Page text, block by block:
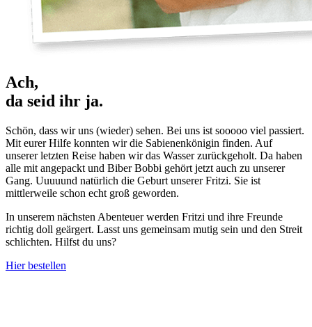
Ach,
da seid ihr ja.
Schön, dass wir uns (wieder) sehen. Bei uns ist sooooo viel passiert.
Mit eurer Hilfe konnten wir die Sabienenkönigin finden. Auf
unserer letzten Reise haben wir das Wasser zurückgeholt. Da haben
alle mit angepackt und Biber Bobbi gehört jetzt auch zu unserer
Gang. Uuuuund natürlich die Geburt unserer Fritzi. Sie ist
mittlerweile schon echt groß geworden.
In unserem nächsten Abenteuer werden Fritzi und ihre Freunde
richtig doll geärgert. Lasst uns gemeinsam mutig sein und den Streit
schlichten. Hilfst du uns?
Hier bestellen